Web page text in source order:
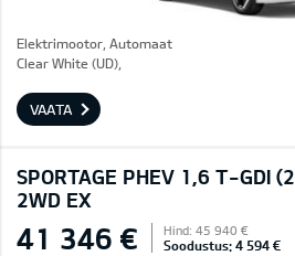
Elektrimootor, Automaat
Clear White (UD),
VAATA
SPORTAGE PHEV 1,6 T-GDI
2WD EX
41 346 € Hind: 45 940 €
Soodustus: 4 594 €